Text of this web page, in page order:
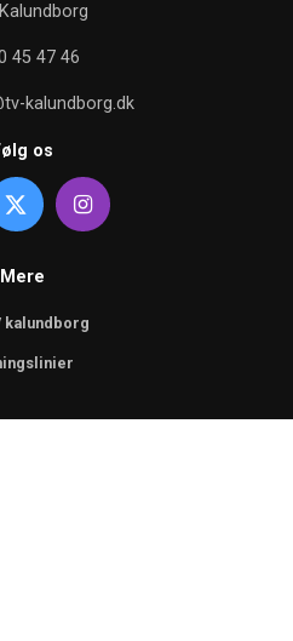
45 47 46
kalundborg.dk
os
Mere
kalundborg